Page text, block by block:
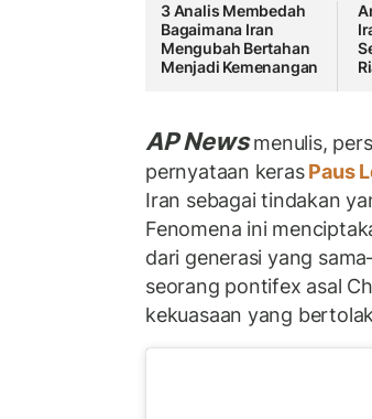
3 Analis Membedah
Bagaimana Iran
Mengubah Bertahan
Menjadi Kemenangan
AP Newsmenulis,
pernyataan kerasPaus
Iran sebagai tindakan
Fenomena ini
dari generasi yang
seorang pontifex asal
kekuasaan yang